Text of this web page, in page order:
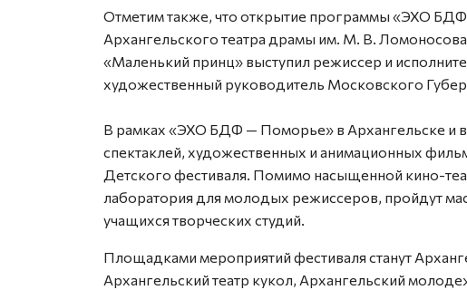
Отметим также, что открытие программы «ЭХО
Архангельского театра драмы им. М. В.
«Маленький принц» выступил режиссер и
художественный руководитель Московского
В рамках «ЭХО БДФ — Поморье» в Архангельске и
спектаклей, художественных и анимационных
Детского фестиваля. Помимо насыщенной кино-
лаборатория для молодых режиссеров, пройдут
учащихся творческих студий.
Площадками мероприятий фестиваля станут
Архангельский театр кукол, Архангельский